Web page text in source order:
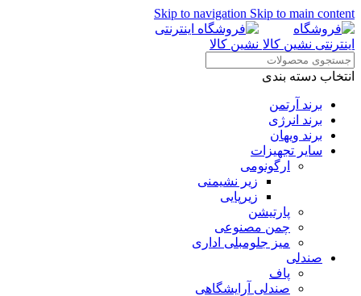
Skip to navigation Skip to main content
انتخاب دسته بندی
برند آرتمن
برند انرژی
برند ویهان
سایر تجهیزات
ارگونومی
زیر نشیمنی
زیرپایی
پارتیشن
چمن مصنوعی
میز جلومبلی اداری
صندلی
پاف
صندلی آرایشگاهی